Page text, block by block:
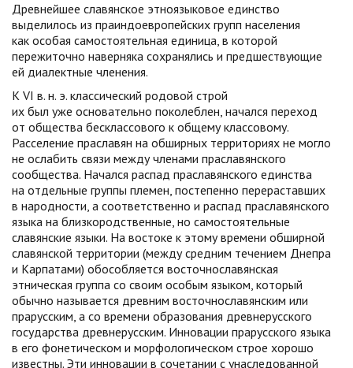
Древнейшее славянское этноязыковое единство
выделилось из праиндоевропейских групп населения
как особая самостоятельная единица, в которой
пережиточно наверняка сохранялись и предшествующие
ей диалектные членения.
К VI в. н. э. классический родовой строй
их был уже основательно поколеблен, начался переход
от общества бесклассового к общему классовому.
Расселение праславян на обширных территориях не могло
не ослабить связи между членами праславянского
сообщества. Начался распад праславянского единства
на отдельные группы племен, постепенно перераставших
в народности, а соответственно и распад праславянского
языка на близкородственные, но самостоятельные
славянские языки. На востоке к этому времени обширной
славянской территории (между средним течением Днепра
и Карпатами) обособляется восточнославянская
этническая группа со своим особым языком, который
обычно называется древним восточнославянским или
прарусским, а со времени образования древнерусского
государства древнерусским. Инновации прарусского языка
в его фонетическом и морфологическом строе хорошо
известны. Эти инновации в сочетании с унаследованной